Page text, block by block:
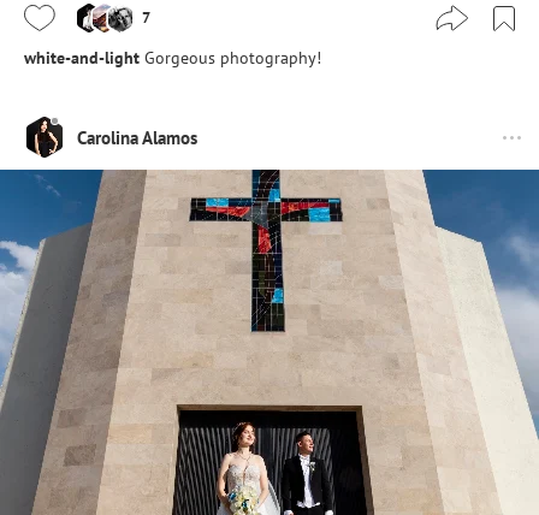
7
white-and-light Gorgeous photography!
Carolina Alamos